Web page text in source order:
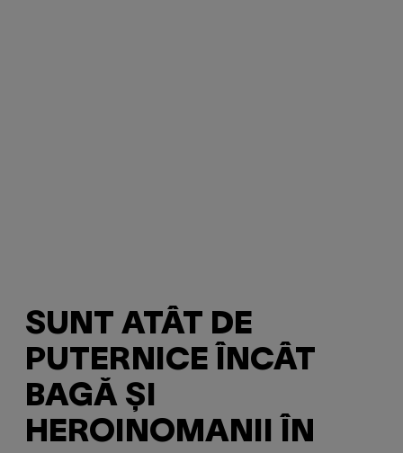
SUNT ATÂT DE
PUTERNICE ÎNCÂT
BAGĂ ȘI
HEROINOMANII ÎN